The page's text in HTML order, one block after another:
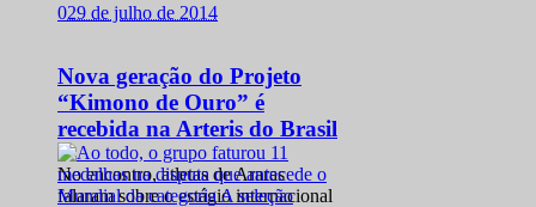
029 de julho de 2014
Nova geração do Projeto
“Kimono de Ouro” é
recebida na Arteris do Brasil
No encontro, atletas de Araras
falaram sobre o estágio internacional